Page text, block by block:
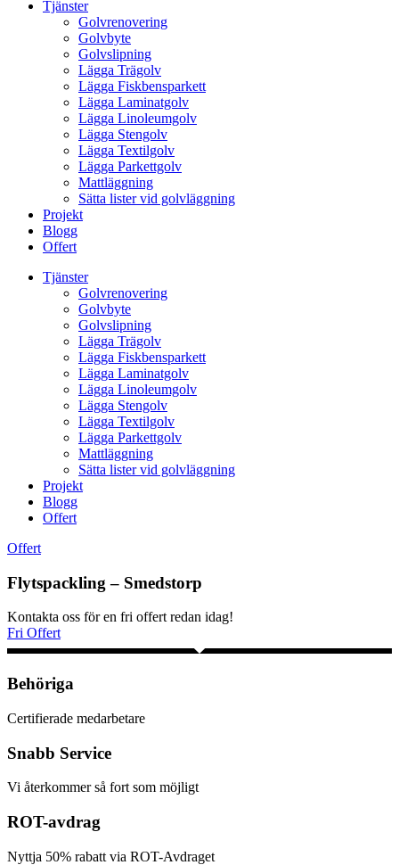
Tjänster
Golvrenovering
Golvbyte
Golvslipning
Lägga Trägolv
Lägga Fiskbensparkett
Lägga Laminatgolv
Lägga Linoleumgolv
Lägga Stengolv
Lägga Textilgolv
Lägga Parkettgolv
Mattläggning
Sätta lister vid golvläggning
Projekt
Blogg
Offert
Tjänster
Golvrenovering
Golvbyte
Golvslipning
Lägga Trägolv
Lägga Fiskbensparkett
Lägga Laminatgolv
Lägga Linoleumgolv
Lägga Stengolv
Lägga Textilgolv
Lägga Parkettgolv
Mattläggning
Sätta lister vid golvläggning
Projekt
Blogg
Offert
Offert
Flytspackling – Smedstorp
Kontakta oss för en fri offert redan idag!
Fri Offert
Behöriga
Certifierade medarbetare
Snabb Service
Vi återkommer så fort som möjligt
ROT-avdrag
Nyttja 50% rabatt via ROT-Avdraget